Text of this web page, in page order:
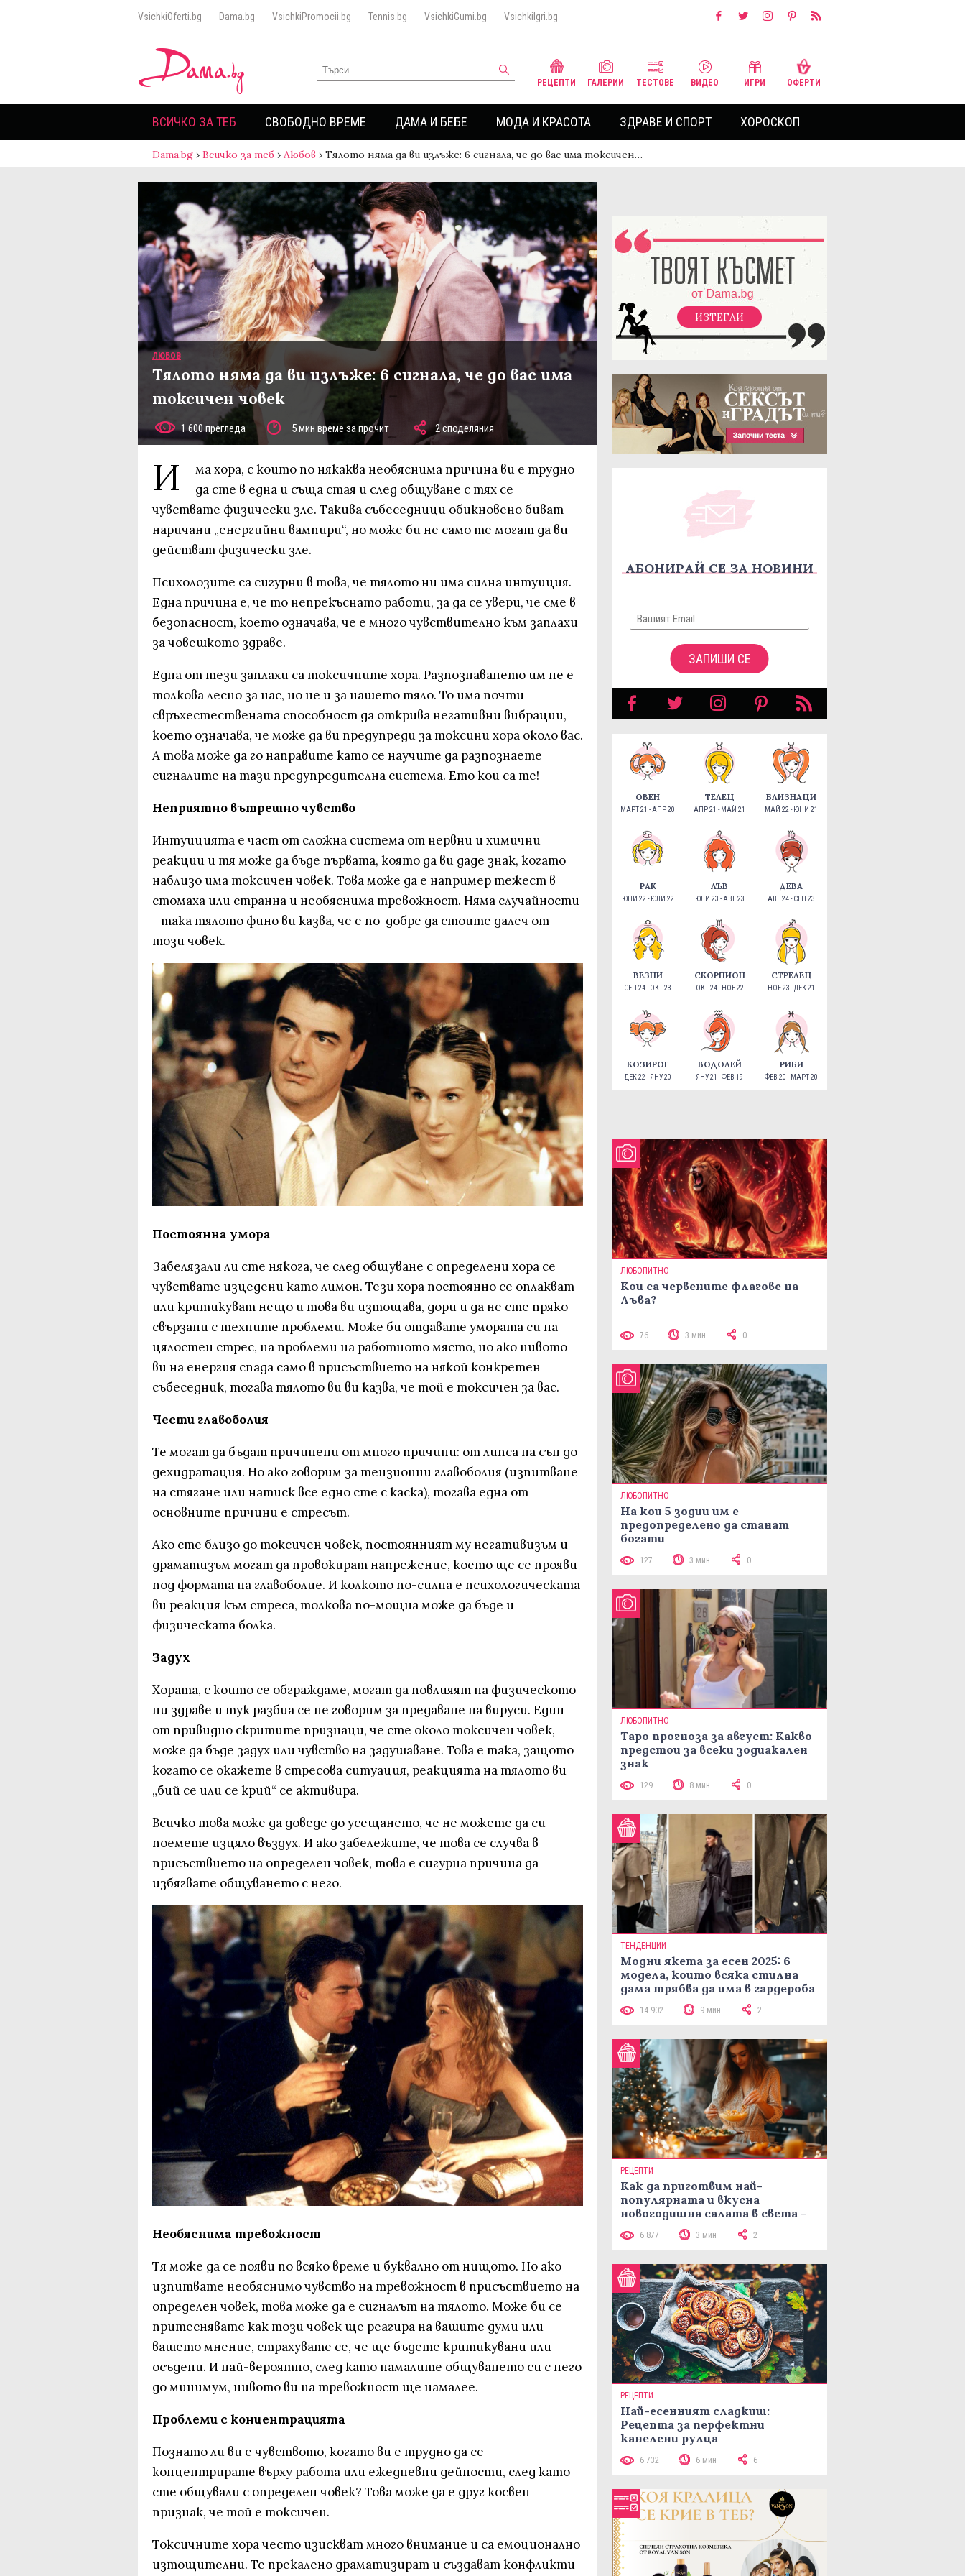
VsichkiOferti.bg Dama.bg VsichkiPromocii.bg Tennis.bg VsichkiGumi.bg VsichkiIgri.bg
РЕЦЕПТИ ГАЛЕРИИ ТЕСТОВЕ ВИДЕО ИГРИ ОФЕРТИ
ВСИЧКО ЗА ТЕБ СВОБОДНО ВРЕМЕ ДАМА И БЕБЕ МОДА И КРАСОТА ЗДРАВЕ И СПОРТ ХОРОСКОП
Dama.bg › Всичко за теб › Любов › Тялото няма да ви излъже: 6 сигнала, че до вас има токсичен…
ЛЮБОВ
Тялото няма да ви излъже: 6 сигнала, че до вас има
токсичен човек
1 600 прегледа 5 мин време за прочит 2 споделяния
И
ма хора, с които по някаква необяснима причина ви е трудно
да сте в една и съща стая и след общуване с тях се
чувствате физически зле. Такива събеседници обикновено биват
наричани „енергийни вампири“, но може би не само те могат да ви
действат физически зле.
Психолозите са сигурни в това, че тялото ни има силна интуиция.
Една причина е, че то непрекъснато работи, за да се увери, че сме в
безопасност, което означава, че е много чувствително към заплахи
за човешкото здраве.
Една от тези заплахи са токсичните хора. Разпознаването им не е
толкова лесно за нас, но не и за нашето тяло. То има почти
свръхестествената способност да открива негативни вибрации,
което означава, че може да ви предупреди за токсини хора около вас.
А това може да го направите като се научите да разпознаете
сигналите на тази предупредителна система. Ето кои са те!
Неприятно вътрешно чувство
Интуицията е част от сложна система от нервни и химични
реакции и тя може да бъде първата, която да ви даде знак, когато
наблизо има токсичен човек. Това може да е например тежест в
стомаха или странна и необяснима тревожност. Няма случайности
- така тялото фино ви казва, че е по-добре да стоите далеч от
този човек.
Постоянна умора
Забелязали ли сте някога, че след общуване с определени хора се
чувствате изцедени като лимон. Тези хора постоянно се оплакват
или критикуват нещо и това ви изтощава, дори и да не сте пряко
свързани с техните проблеми. Може би отдавате умората си на
цялостен стрес, на проблеми на работното място, но ако нивото
ви на енергия спада само в присъствието на някой конкретен
събеседник, тогава тялото ви ви казва, че той е токсичен за вас.
Чести главоболия
Те могат да бъдат причинени от много причини: от липса на сън до
дехидратация. Но ако говорим за тензионни главоболия (изпитване
на стягане или натиск все едно сте с каска), тогава една от
основните причини е стресът.
Ако сте близо до токсичен човек, постоянният му негативизъм и
драматизъм могат да провокират напрежение, което ще се прояви
под формата на главоболие. И колкото по-силна е психологическата
ви реакция към стреса, толкова по-мощна може да бъде и
физическата болка.
Задух
Хората, с които се обграждаме, могат да повлияят на физическото
ни здраве и тук разбиа се не говорим за предаване на вируси. Един
от привидно скритите признаци, че сте около токсичен човек,
може да бъде задух или чувство на задушаване. Това е така, защото
когато се окажете в стресова ситуация, реакцията на тялото ви
„бий се или се крий“ се активира.
Всичко това може да доведе до усещането, че не можете да си
поемете изцяло въздух. И ако забележите, че това се случва в
присъствието на определен човек, това е сигурна причина да
избягвате общуването с него.
Необяснима тревожност
Тя може да се появи по всяко време и буквално от нищото. Но ако
изпитвате необяснимо чувство на тревожност в присъствието на
определен човек, това може да е сигналът на тялото. Може би се
притеснявате как този човек ще реагира на вашите думи или
вашето мнение, страхувате се, че ще бъдете критикувани или
осъдени. И най-вероятно, след като намалите общуването си с него
до минимум, нивото ви на тревожност ще намалее.
Проблеми с концентрацията
Познато ли ви е чувството, когато ви е трудно да се
концентрирате върху работа или ежедневни дейности, след като
сте общували с определен човек? Това може да е друг косвен
признак, че той е токсичен.
Токсичните хора често изискват много внимание и са емоционално
изтощителни. Те прекалено драматизират и създават конфликти
ИЗТЕГЛИ
АБОНИРАЙ СЕ ЗА НОВИНИ
ЗАПИШИ СЕ
ОВЕН
МАРТ 21 - АПР 20
ТЕЛЕЦ
АПР 21 - МАЙ 21
БЛИЗНАЦИ
МАЙ 22 - ЮНИ 21
РАК
ЮНИ 22 - ЮЛИ 22
ЛЪВ
ЮЛИ 23 - АВГ 23
ДЕВА
АВГ 24 - СЕП 23
ВЕЗНИ
СЕП 24 - ОКТ 23
СКОРПИОН
ОКТ 24 - НОЕ 22
СТРЕЛЕЦ
НОЕ 23 - ДЕК 21
КОЗИРОГ
ДЕК 22 - ЯНУ 20
ВОДОЛЕЙ
ЯНУ 21 - ФЕВ 19
РИБИ
ФЕВ 20 - МАРТ 20
ЛЮБОПИТНО
Кои са червените флагове на
Лъва?
76 3 мин 0
ЛЮБОПИТНО
На кои 5 зодии им е
предопределено да станат
богати
127 3 мин 0
ЛЮБОПИТНО
Таро прогноза за август: Какво
предстои за всеки зодиакален
знак
129 8 мин 0
ТЕНДЕНЦИИ
Модни якета за есен 2025: 6
модела, които всяка стилна
дама трябва да има в гардероба
14 902 9 мин 2
РЕЦЕПТИ
Как да приготвим най-
популярната и вкусна
новогодишна салата в света -
рецепта Мимоза
6 877 3 мин 2
РЕЦЕПТИ
Най-есенният сладкиш:
Рецепта за перфектни
канелени рулца
6 732 6 мин 6